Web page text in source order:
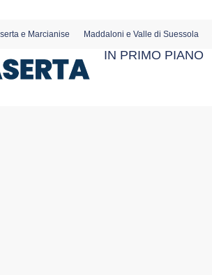
e Marcianise Maddaloni e Valle di Suessola
IN PRIMO PIANO